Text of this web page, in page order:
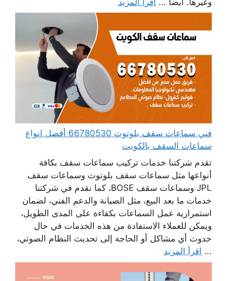
فني سماعات سقف بلوتوث 66780530 أفضل انواع
سماعات السقف بالكويت
تقدم شركتنا خدمات تركيب سماعات سقف بكافة
أنواعها مثل سماعات سقف بلوتوث وسماعات سقف
JPL وسماعات سقف BOSE، كما نقدم في شركتنا
خدمات ما بعد البيع، مثل الصيانة والدعم الفني، لضمان
استمرارية عمل السماعات بكفاءة على المدى الطويل،
ويمكن للعملاء الاستفادة من هذه الخدمات في حال
حدوث أي مشاكل أو الحاجة إلى تحديث النظام الصوتي،
... اقرأ المزيد